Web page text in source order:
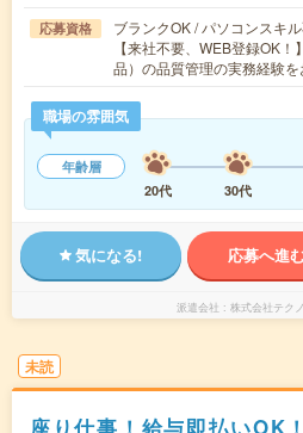
応募資格
ブランクOK / パソコンスキ
【来社不要、WEB登録OK
品）の品質管理の実務経験
職場の雰囲気
年齢層
20代
30代
気になる! 応募へ進
派遣会社 株式会社テク
未読
座り仕事！給与即払いOK